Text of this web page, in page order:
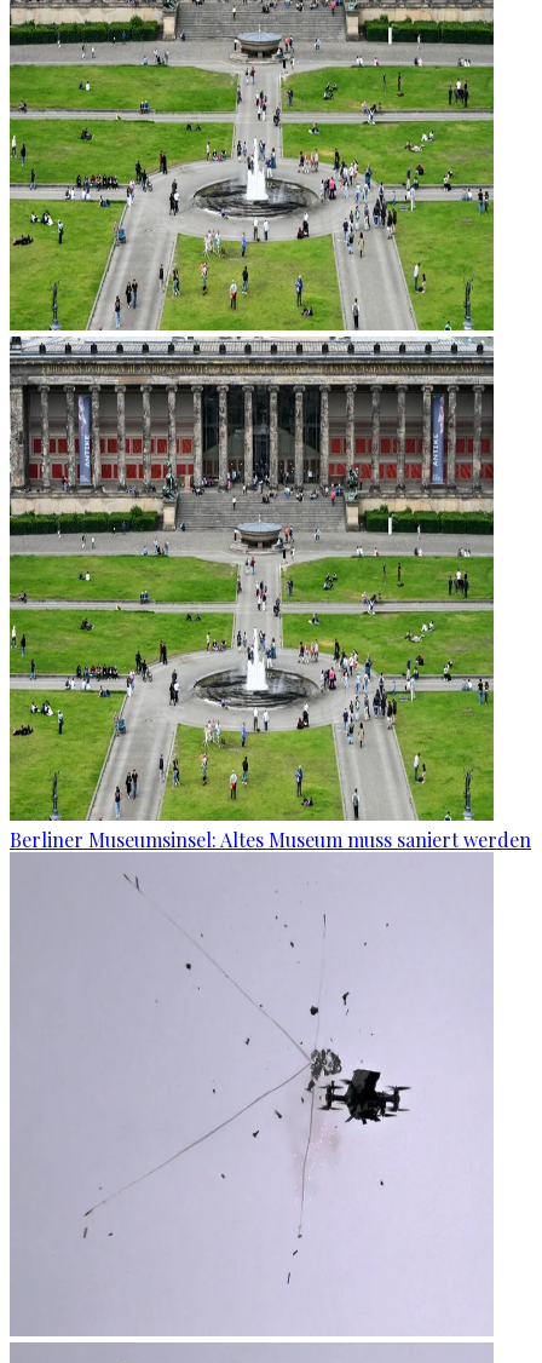
Berliner Museumsinsel: Altes Museum muss saniert werden